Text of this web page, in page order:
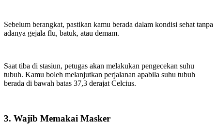
Sebelum berangkat, pastikan kamu berada dalam kondisi sehat tanpa
adanya gejala flu, batuk, atau demam.
Saat tiba di stasiun, petugas akan melakukan pengecekan suhu
tubuh. Kamu boleh melanjutkan perjalanan apabila suhu tubuh
berada di bawah batas 37,3 derajat Celcius.
3. Wajib Memakai Masker